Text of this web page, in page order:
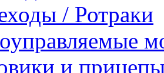
/ Ротраки
и